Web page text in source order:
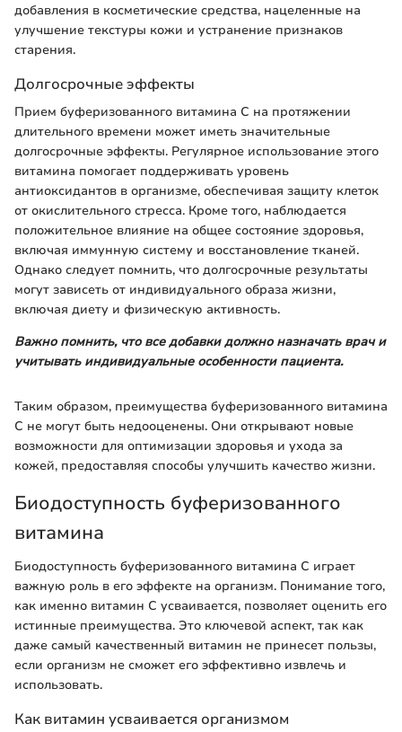
добавления в косметические средства, нацеленные на
улучшение текстуры кожи и устранение признаков
старения.
Долгосрочные эффекты
Прием буферизованного витамина C на протяжении
длительного времени может иметь значительные
долгосрочные эффекты. Регулярное использование этого
витамина помогает поддерживать уровень
антиоксидантов в организме, обеспечивая защиту клеток
от окислительного стресса. Кроме того, наблюдается
положительное влияние на общее состояние здоровья,
включая иммунную систему и восстановление тканей.
Однако следует помнить, что долгосрочные результаты
могут зависеть от индивидуального образа жизни,
включая диету и физическую активность.
Важно помнить, что все добавки должно назначать врач и
учитывать индивидуальные особенности пациента.
Таким образом, преимущества буферизованного витамина
C не могут быть недооценены. Они открывают новые
возможности для оптимизации здоровья и ухода за
кожей, предоставляя способы улучшить качество жизни.
Биодоступность буферизованного
витамина
Биодоступность буферизованного витамина C играет
важную роль в его эффекте на организм. Понимание того,
как именно витамин C усваивается, позволяет оценить его
истинные преимущества. Это ключевой аспект, так как
даже самый качественный витамин не принесет пользы,
если организм не сможет его эффективно извлечь и
использовать.
Как витамин усваивается организмом